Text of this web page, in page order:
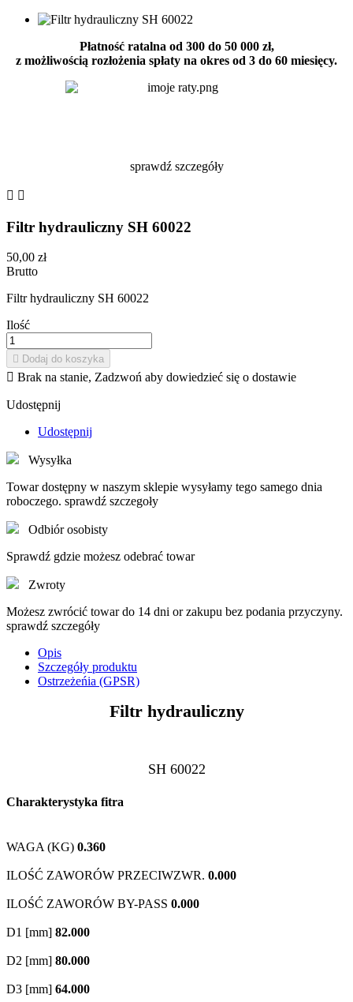
Płatność ratalna od 300 do 50 000 zł,
z możliwością rozłożenia spłaty na okres od 3 do 60 miesięcy.
sprawdź szczegóły
 
Filtr hydrauliczny SH 60022
50,00 zł
Brutto
Filtr hydrauliczny SH 60022
Ilość
 Dodaj do koszyka
 Brak na stanie, Zadzwoń aby dowiedzieć się o dostawie
Udostępnij
Udostępnij
Wysyłka
Towar dostępny w naszym sklepie wysyłamy tego samego dnia
roboczego. sprawdź szczegoły
Odbiór osobisty
Sprawdź gdzie możesz odebrać towar
Zwroty
Możesz zwrócić towar do 14 dni or zakupu bez podania przyczyny.
sprawdź szczegóły
Opis
Szczegóły produktu
Ostrzeżeńia (GPSR)
Filtr hydrauliczny
SH 60022
Charakterystyka fitra
WAGA (KG) 0.360
ILOŚĆ ZAWORÓW PRZECIWZWR. 0.000
ILOŚĆ ZAWORÓW BY-PASS 0.000
D1 [mm] 82.000
D2 [mm] 80.000
D3 [mm] 64.000